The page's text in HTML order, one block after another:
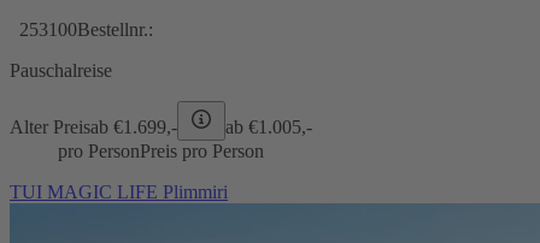
253100Bestellnr.:
Pauschalreise
Alter Preisab €1.699,- ab €1.005,-
pro PersonPreis pro Person
TUI MAGIC LIFE Plimmiri